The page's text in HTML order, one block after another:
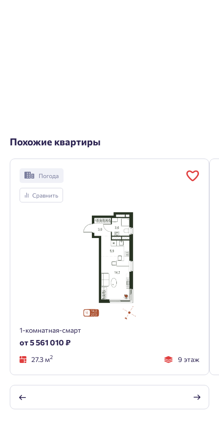
Похожие квартиры
Погода
Сравнить
1-комнатная-смарт
от 5 561 010 ₽
27.3 м2 9 этаж